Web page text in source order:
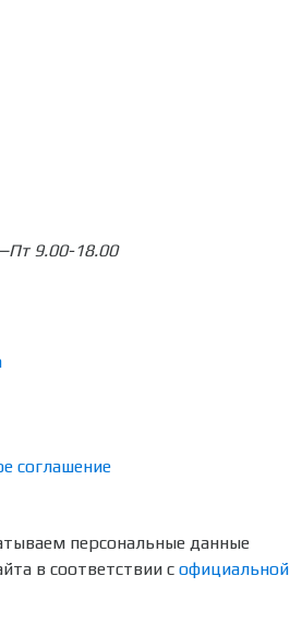
9.00-18.00
соглашение
персональные данные
в соответствии с официальной